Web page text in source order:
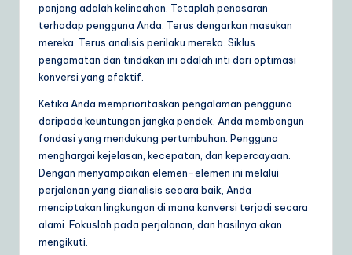
panjang adalah kelincahan. Tetaplah penasaran
terhadap pengguna Anda. Terus dengarkan masukan
mereka. Terus analisis perilaku mereka. Siklus
pengamatan dan tindakan ini adalah inti dari optimasi
konversi yang efektif.
Ketika Anda memprioritaskan pengalaman pengguna
daripada keuntungan jangka pendek, Anda membangun
fondasi yang mendukung pertumbuhan. Pengguna
menghargai kejelasan, kecepatan, dan kepercayaan.
Dengan menyampaikan elemen-elemen ini melalui
perjalanan yang dianalisis secara baik, Anda
menciptakan lingkungan di mana konversi terjadi secara
alami. Fokuslah pada perjalanan, dan hasilnya akan
mengikuti.